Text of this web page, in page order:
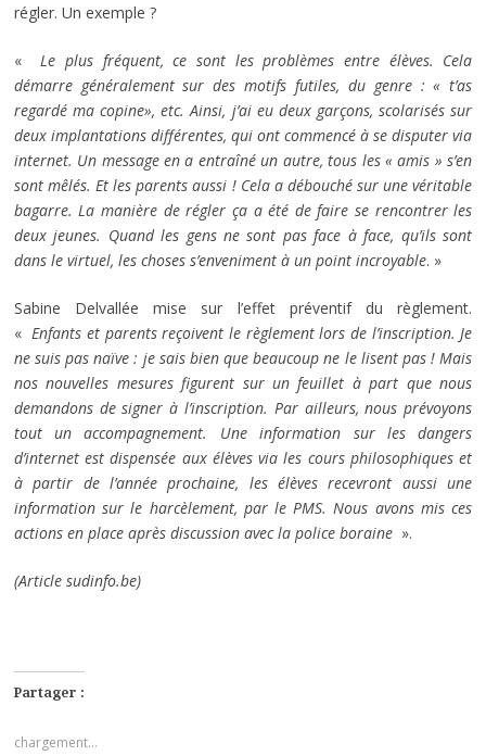
régler. Un exemple ?
« Le plus fréquent, ce sont les problèmes entre élèves. Cela
démarre généralement sur des motifs futiles, du genre : « t’as
regardé ma copine», etc. Ainsi, j’ai eu deux garçons, scolarisés sur
deux implantations différentes, qui ont commencé à se disputer via
internet. Un message en a entraîné un autre, tous les « amis » s’en
sont mêlés. Et les parents aussi ! Cela a débouché sur une véritable
bagarre. La manière de régler ça a été de faire se rencontrer les
deux jeunes. Quand les gens ne sont pas face à face, qu’ils sont
dans le virtuel, les choses s’enveniment à un point incroyable. »
Sabine Delvallée mise sur l’effet préventif du règlement.
« Enfants et parents reçoivent le règlement lors de l’inscription. Je
ne suis pas naïve : je sais bien que beaucoup ne le lisent pas ! Mais
nos nouvelles mesures figurent sur un feuillet à part que nous
demandons de signer à l’inscription. Par ailleurs, nous prévoyons
tout un accompagnement. Une information sur les dangers
d’internet est dispensée aux élèves via les cours philosophiques et
à partir de l’année prochaine, les élèves recevront aussi une
information sur le harcèlement, par le PMS. Nous avons mis ces
actions en place après discussion avec la police boraine».
(Article sudinfo.be)
Partager :
chargement…